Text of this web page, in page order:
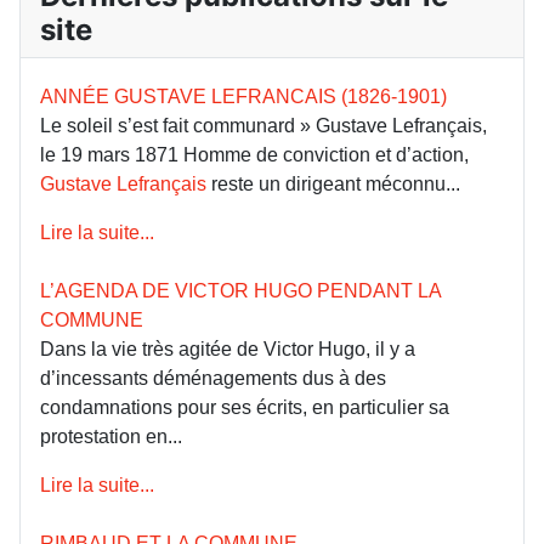
site
ANNÉE GUSTAVE LEFRANCAIS (1826-1901)
Le soleil s’est fait communard » Gustave Lefrançais,
le 19 mars 1871 Homme de conviction et d’action,
Gustave Lefrançais reste un dirigeant méconnu...
Lire la suite...
L’AGENDA DE VICTOR HUGO PENDANT LA
COMMUNE
Dans la vie très agitée de Victor Hugo, il y a
d’incessants déménagements dus à des
condamnations pour ses écrits, en particulier sa
protestation en...
Lire la suite...